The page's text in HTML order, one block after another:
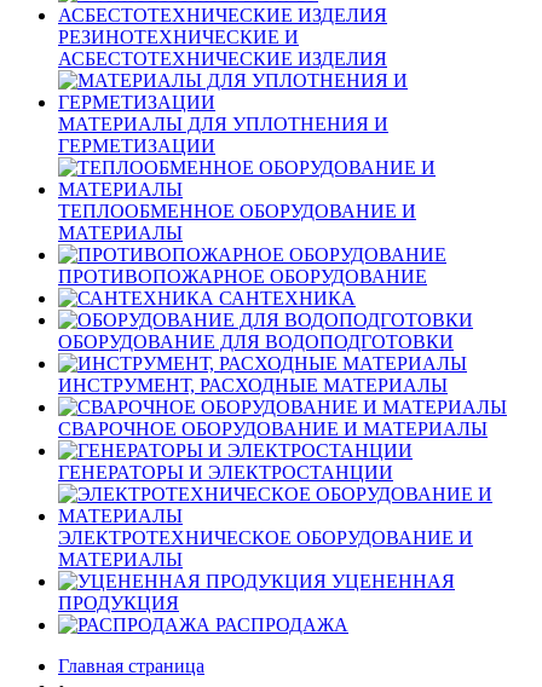
РЕЗИНОТЕХНИЧЕСКИЕ И
АСБЕСТОТЕХНИЧЕСКИЕ ИЗДЕЛИЯ
МАТЕРИАЛЫ ДЛЯ УПЛОТНЕНИЯ И
ГЕРМЕТИЗАЦИИ
ТЕПЛООБМЕННОЕ ОБОРУДОВАНИЕ И
МАТЕРИАЛЫ
ПРОТИВОПОЖАРНОЕ ОБОРУДОВАНИЕ
САНТЕХНИКА
ОБОРУДОВАНИЕ ДЛЯ ВОДОПОДГОТОВКИ
ИНСТРУМЕНТ, РАСХОДНЫЕ МАТЕРИАЛЫ
СВАРОЧНОЕ ОБОРУДОВАНИЕ И МАТЕРИАЛЫ
ГЕНЕРАТОРЫ И ЭЛЕКТРОСТАНЦИИ
ЭЛЕКТРОТЕХНИЧЕСКОЕ ОБОРУДОВАНИЕ И
МАТЕРИАЛЫ
УЦЕНЕННАЯ
ПРОДУКЦИЯ
РАСПРОДАЖА
Главная страница